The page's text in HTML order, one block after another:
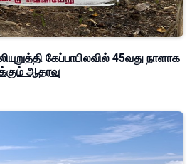
கேப்பாபிலவில் 45வது நாளாக
ஆதரவு